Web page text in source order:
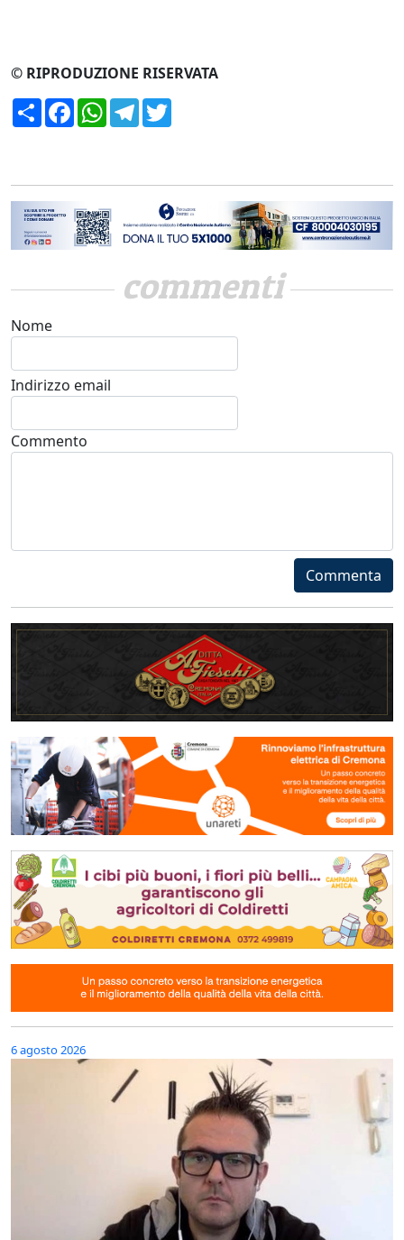
© RIPRODUZIONE RISERVATA
CondividiFacebookWhatsApp
Telegram
commenti
Nome
Indirizzo email
Commento
Commenta
6 agosto 2026